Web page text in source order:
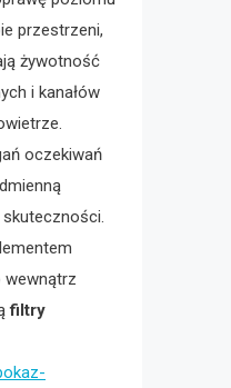
przestrzeni,
żywotność
i kanałów
oczekiwań
wewnątrz
filtry